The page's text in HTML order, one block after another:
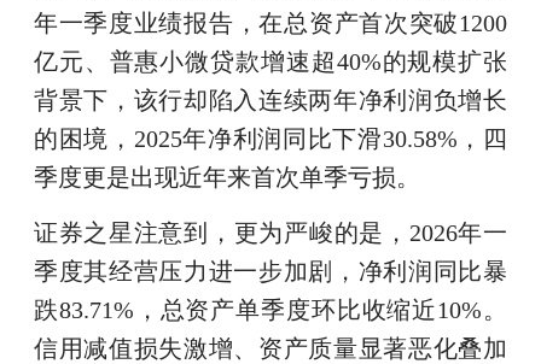
年一季度业绩报告，在总资产首次突破1200
亿元、普惠小微贷款增速超40%的规模扩张
背景下，该行却陷入连续两年净利润负增长
的困境，2025年净利润同比下滑30.58%，四
季度更是出现近年来首次单季亏损。
证券之星注意到，更为严峻的是，2026年一
季度其经营压力进一步加剧，净利润同比暴
跌83.71%，总资产单季度环比收缩近10%。
信用减值损失激增、资产质量显著恶化叠加